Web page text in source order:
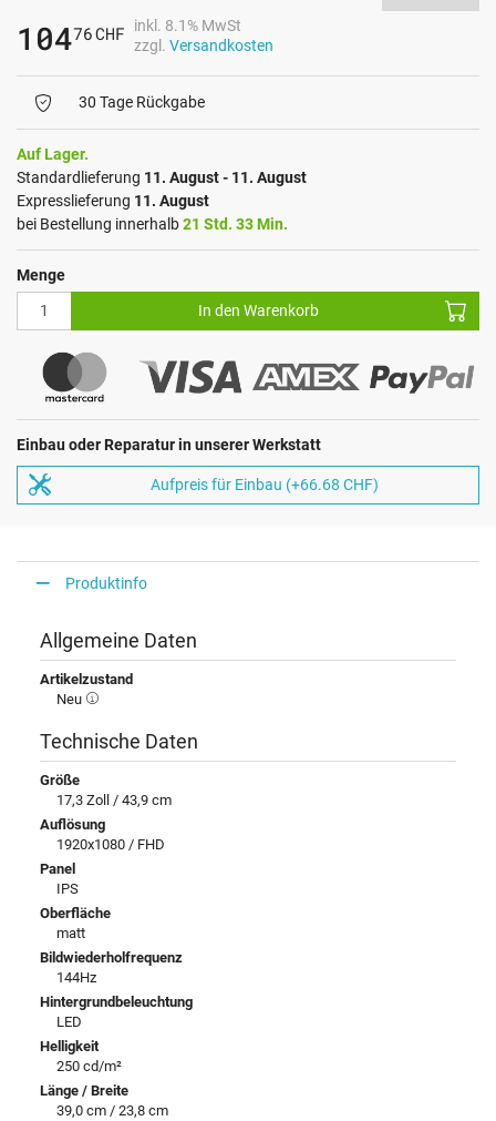
10476CHF
inkl. 8.1% MwSt
zzgl. Versandkosten
30 Tage Rückgabe
Auf Lager.
Standardlieferung 11. August - 11. August
Expresslieferung 11. August
bei Bestellung innerhalb21 Std. 33 Min.
Menge
In den Warenkorb
Einbau oder Reparatur in unserer Werkstatt
Aufpreis für Einbau (+66.68 CHF)
Produktinfo
Allgemeine Daten
Artikelzustand
Neu
Technische Daten
Größe
17,3 Zoll / 43,9 cm
Auflösung
1920x1080 / FHD
Panel
IPS
Oberfläche
matt
Bildwiederholfrequenz
144Hz
Hintergrundbeleuchtung
LED
Helligkeit
250 cd/m²
Länge / Breite
39,0 cm / 23,8 cm